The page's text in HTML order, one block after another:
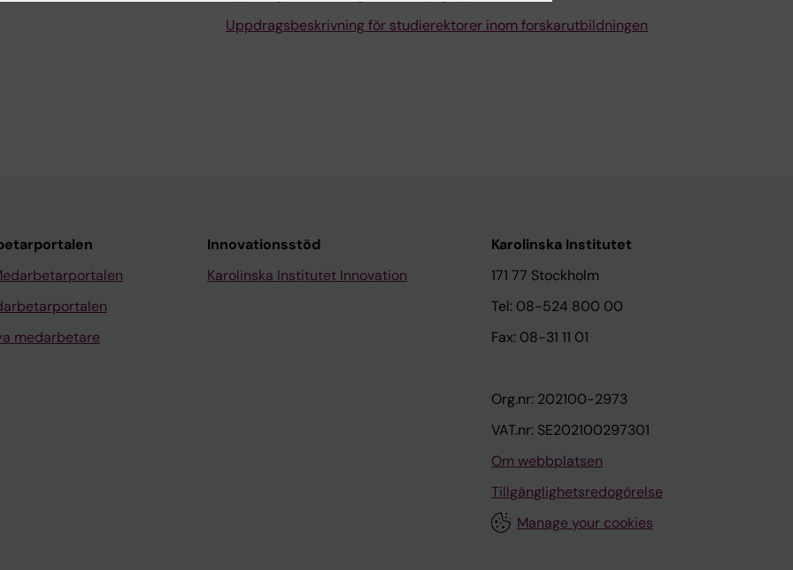
Uppdragsbeskrivning för studierektorer inom forskarutbildningen
medarbetare
Innovationsstöd
Karolinska Institutet Innovation
Karolinska Institutet
171 77 Stockholm
Tel: 08-524 800 00
Fax: 08-31 11 01
Org.nr: 202100-2973
VAT.nr: SE202100297301
Om webbplatsen
Tillgänglighetsredogörelse
Manage your cookies